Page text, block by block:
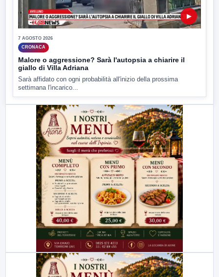
▶
7 AGOSTO 2026
CRONACA
Malore o aggressione? Sarà l'autopsia a chiarire il
giallo di Villa Adriana
Sarà affidato con ogni probabilità all'inizio della prossima
settimana l'incarico...